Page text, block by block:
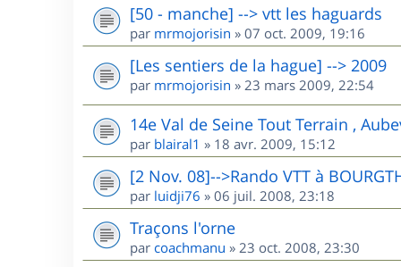
[50 - manche] --> vtt les haguards
par mrmojorisin » 07 oct. 2009, 19:16
[Les sentiers de la hague] --> 2009
par mrmojorisin » 23 mars 2009, 22:54
14e Val de Seine Tout Terrain ,
par blairal1 » 18 avr. 2009, 15:12
[2 Nov. 08]-->Rando VTT à
par luidji76 » 06 juil. 2008, 23:18
Traçons l'orne
par coachmanu » 23 oct. 2008, 23:30